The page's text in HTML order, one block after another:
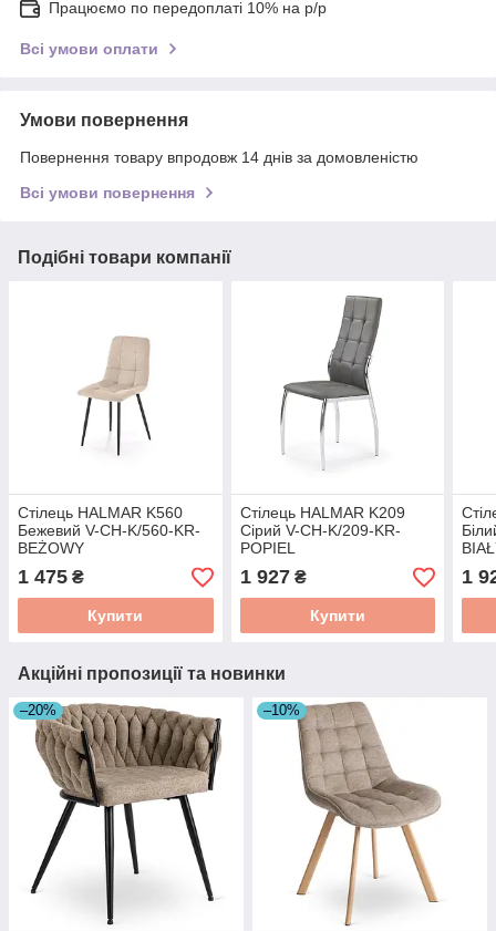
Працюємо по передоплаті 10% на р/р
Всі умови оплати
Умови повернення
Повернення товару впродовж 14 днів за домовленістю
Всі умови повернення
Подібні товари компанії
Стілець HALMAR K560
Бежевий V-CH-K/560-KR-
BEŻOWY
1 475 ₴
Купити
Стілець HALMAR K209
Сірий V-CH-K/209-KR-
POPIEL
1 927₴
Купити
1
Акційні пропозиції та новинки
–20% –10%